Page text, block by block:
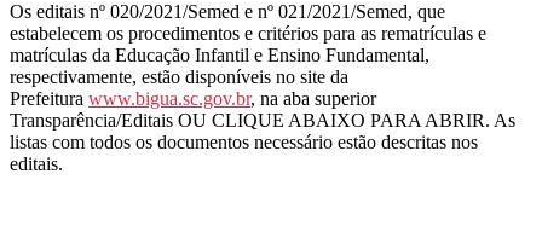
Os editais nº 020/2021/Semed e nº 021/2021/Semed, que
estabelecem os procedimentos e critérios para as rematrículas e
matrículas da Educação Infantil e Ensino Fundamental,
respectivamente, estão disponíveis no site da
Prefeitura www.bigua.sc.gov.br, na aba superior
Transparência/Editais OU CLIQUE ABAIXO PARA ABRIR. As
listas com todos os documentos necessário estão descritas nos
editais.